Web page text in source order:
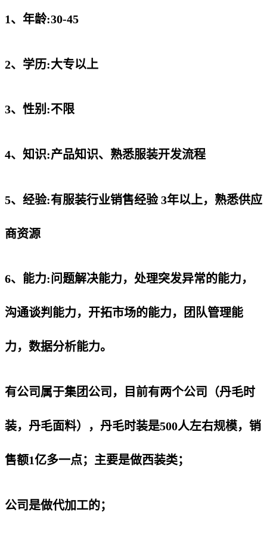
1、年龄:30-45
2、学历:大专以上
3、性别:不限
4、知识:产品知识、熟悉服装开发流程
5、经验:有服装行业销售经验 3年以上，熟悉供应
商资源
6、能力:问题解决能力，处理突发异常的能力，
沟通谈判能力，开拓市场的能力，团队管理能
力，数据分析能力。
有公司属于集团公司，目前有两个公司（丹毛时
装，丹毛面料），丹毛时装是500人左右规模，销
售额1亿多一点；主要是做西装类；
公司是做代加工的；